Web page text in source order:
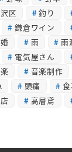
区 釣り
鎌倉ワイン
雨 雨
電気屋さん
音楽制作
頭痛
高層鳶